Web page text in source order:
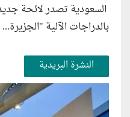
السعودية تصدر لائحة
بالدراجات الآلية "الجزيرة...
النشرة البريدية